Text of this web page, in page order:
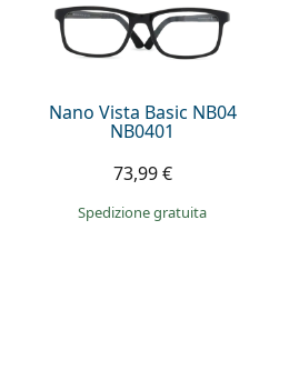
Nano Vista Basic NB04
NB0401
73,99 €
Spedizione gratuita